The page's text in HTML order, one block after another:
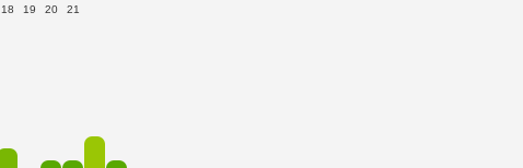
18 19 20 21